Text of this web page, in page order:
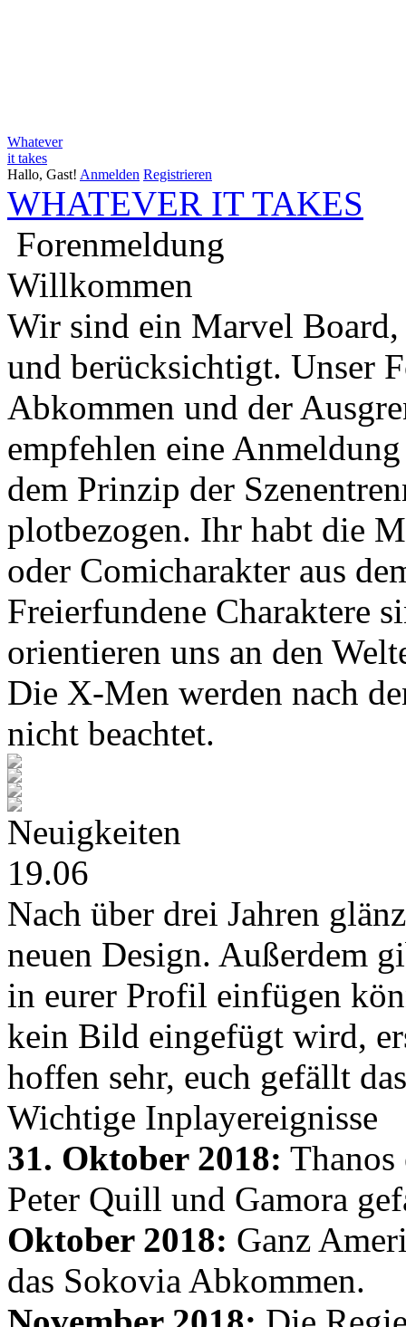
Whatever
it takes
Hallo, Gast! Anmelden Registrieren
WHATEVER IT TAKES
Forenmeldung
Willkommen
Wir sind ein Marvel
und berücksichtigt. Unser
Abkommen und der
empfehlen eine
dem Prinzip der
plotbezogen. Ihr habt die
oder Comicharakter aus
Freierfundene Charaktere
orientieren uns an den
Die X-Men werden nach
nicht beachtet.
Neuigkeiten
19.06
Nach über drei Jahren
neuen Design. Außerdem
in eurer Profil einfügen
kein Bild eingefügt wird,
hoffen sehr, euch gefällt
Wichtige Inplayereignisse
31. Oktober 2018:
Peter Quill und Gamora
Oktober 2018: Ganz
das Sokovia Abkommen.